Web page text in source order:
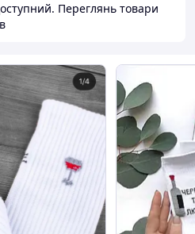
Переглянь товари